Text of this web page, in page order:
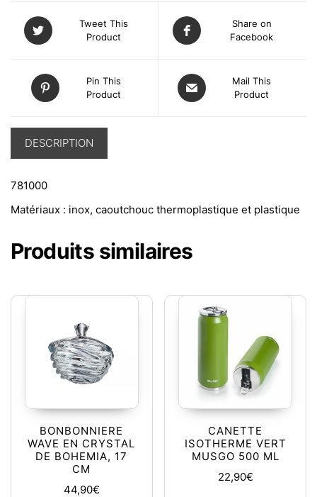
Tweet This
Product
Share on
Facebook
Pin This
Product
Mail This
Product
DESCRIPTION
781000
Matériaux : inox, caoutchouc thermoplastique et plastique
Produits similaires
BONBONNIERE
WAVE EN CRYSTAL
DE BOHEMIA, 17
CM
44,90€
CANETTE
ISOTHERME VERT
MUSGO 500 ML
22,90€